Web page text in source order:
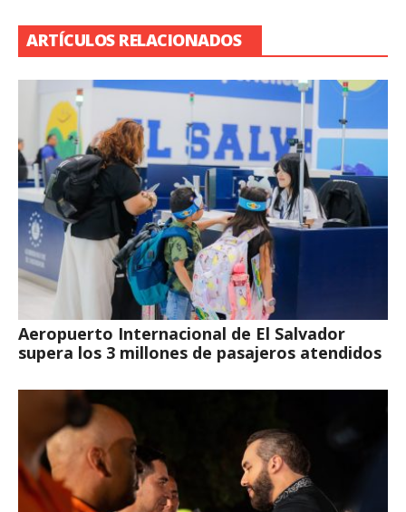
ARTÍCULOS RELACIONADOS
Aeropuerto Internacional de El Salvador
supera los 3 millones de pasajeros atendidos